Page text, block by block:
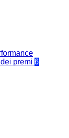
premi 6